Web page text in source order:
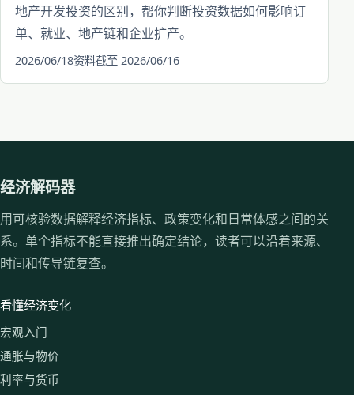
地产开发投资的区别，帮你判断投资数据如何影响订
单、就业、地产链和企业扩产。
2026/06/18资料截至 2026/06/16
经济解码器
用可核验数据解释经济指标、政策变化和日常体感之间的关
系。单个指标不能直接推出确定结论，读者可以沿着来源、
时间和传导链复查。
看懂经济变化
宏观入门
通胀与物价
利率与货币